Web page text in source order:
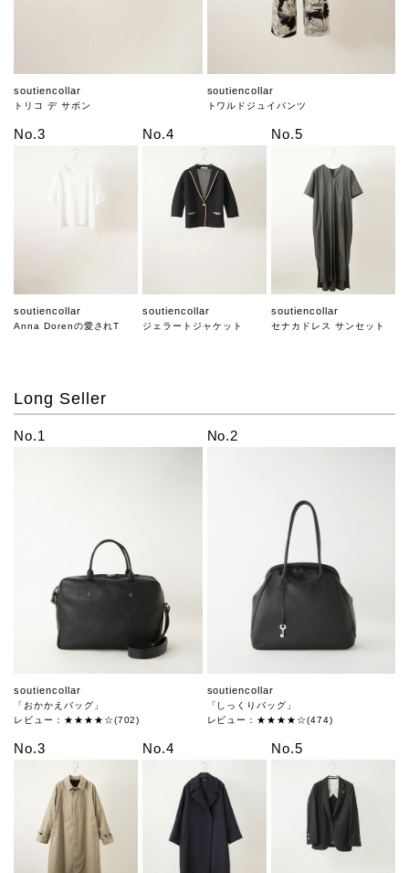
soutiencollar
トリコ デ サボン
soutiencollar
トワルドジュイパンツ
No.3
soutiencollar
Anna Dorenの愛されT
No.4
soutiencollar
ジェラートジャケット
No.5
soutiencollar
セナカドレス サンセット
Long Seller
No.1
soutiencollar
「おかかえバッグ」
レビュー：★★★★☆(702)
No.2
soutiencollar
「しっくりバッグ」
レビュー：★★★★☆(474)
No.3 No.4 No.5